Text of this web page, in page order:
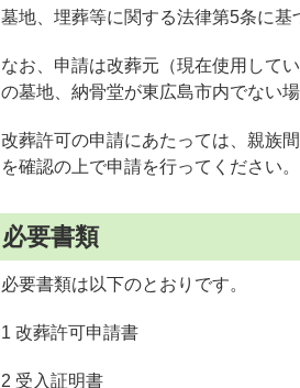
墓地、埋葬等に関する法律第5条に基
なお、申請は改葬元（現在使用して
の墓地、納骨堂が東広島市内でない
改葬許可の申請にあたっては、親族
を確認の上で申請を行ってください。
必要書類
必要書類は以下のとおりです。
1 改葬許可申請書
2 受入証明書